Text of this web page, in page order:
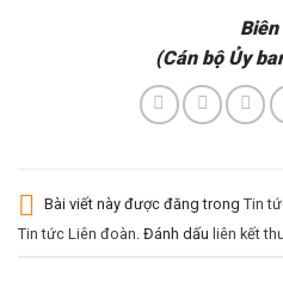
(Cán bộ Ủy
Bài viết này được đăng trong Tin
Tin tức Liên đoàn. Đánh dấu liên kết